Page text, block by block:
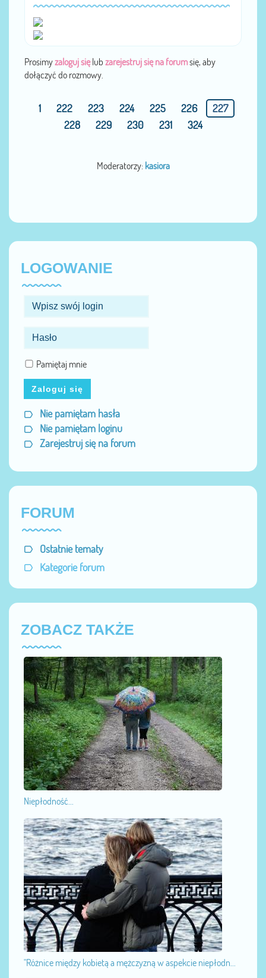
Prosimyzaloguj sięlub zarejestruj się na forumsię, aby
dołączyć do rozmowy.
1 222 223 224 225 226
227
228
229 230 231 324
Moderatorzy: kasiora
LOGOWANIE
Pamiętaj mnie
Zaloguj się
Nie pamiętam hasła
Nie pamiętam loginu
Zarejestruj się na forum
FORUM
Ostatnie tematy
Kategorie forum
ZOBACZ TAKŻE
Niepłodność...
"Różnice między kobietą a mężczyzną w aspekcie niepłodn...